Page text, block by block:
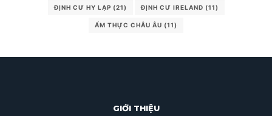
ĐỊNH CƯ HY LẠP (21) ĐỊNH CƯ IRELAND (11)
ẨM THỰC CHÂU ÂU (11)
GIỚI THIỆU